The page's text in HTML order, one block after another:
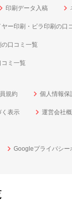
印刷データ入稿
ー印刷・ビラ印刷の口
口コミ一覧
ミ一覧
規約 個人情報保
く表示 運営会社
Googleプライバシー